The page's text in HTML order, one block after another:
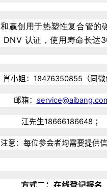
肖小姐：18476350855（同微
邮箱：
江先生18666186648 ；
注意：每位参会者均需要提供信
方式二：在线登记报名